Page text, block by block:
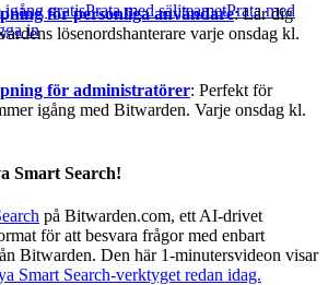
gratisPrata med säljteametPrata med
in
för personliga användare: Lär dig
lösenordshanterare varje onsdag kl.
för administratörer: Perfekt för
igång med Bitwarden. Varje onsdag kl.
Smart Search!
på Bitwarden.com, ett AI-drivet
för att besvara frågor med enbart
Bitwarden. Den här 1-minutersvideon visar
Smart Search-verktyget redan idag.